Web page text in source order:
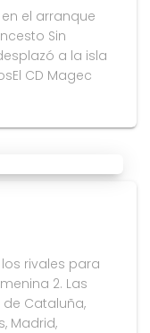
el arranque
Sin
a la isla
CD Magec
rivales para
2. Las
Cataluña,
Madrid,